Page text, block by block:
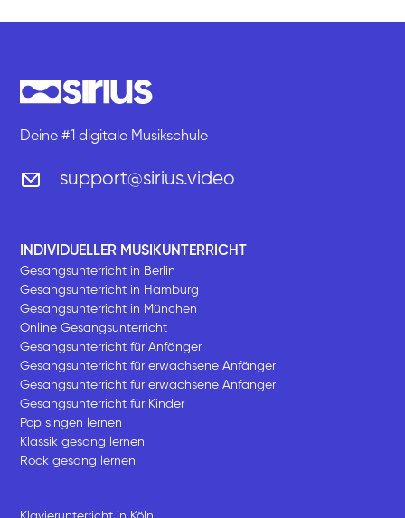
Deine #1 digitale Musikschule
support@sirius.video
INDIVIDUELLER MUSIKUNTERRICHT
Gesangsunterricht in Berlin
Gesangsunterricht in Hamburg
Gesangsunterricht in München
Online Gesangsunterricht
Gesangsunterricht für Anfänger
Gesangsunterricht für erwachsene Anfänger
Gesangsunterricht für erwachsene Anfänger
Gesangsunterricht für Kinder
Pop singen lernen
Klassik gesang lernen
Rock gesang lernen